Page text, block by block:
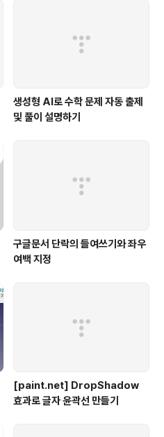
생성형 AI로 수학 문제 자동 출제
및 풀이 설명하기
구글문서 단락의 들여쓰기와 좌우
여백 지정
[paint.net] DropShadow
효과로 글자 윤곽선 만들기